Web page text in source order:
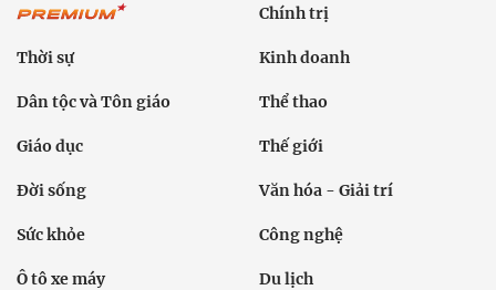
Chính trị
Thời sự Kinh doanh
Dân tộc và Tôn giáo Thể thao
Giáo dục Thế giới
Đời sống Văn hóa - Giải trí
Sức khỏe Công nghệ
Ô tô xe máy Du lịch